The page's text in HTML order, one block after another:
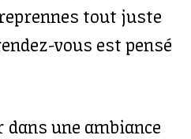
tout juste
vous est pensé
dans une ambiance